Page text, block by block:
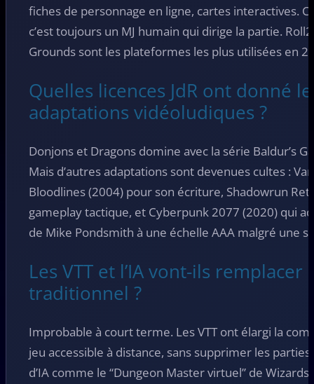
fiches de personnage en ligne, cartes interactives.
c’est toujours un MJ humain qui dirige la partie.
Grounds sont les plateformes les plus utilisées en
Quelles licences JdR ont donné
adaptations vidéoludiques ?
Donjons et Dragons domine avec la série Baldur’s
Mais d’autres adaptations sont devenues cultes :
Bloodlines (2004) pour son écriture, Shadowrun
gameplay tactique, et Cyberpunk 2077 (2020) qui
de Mike Pondsmith à une échelle AAA malgré une
Les VTT et l’IA vont-ils remplacer
traditionnel ?
Improbable à court terme. Les VTT ont élargi la
jeu accessible à distance, sans supprimer les
d’IA comme le “Dungeon Master virtuel” de